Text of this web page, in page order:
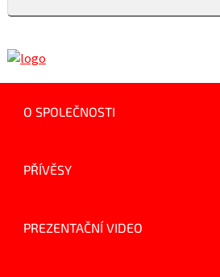
O SPOLEČNOSTI
PŘÍVĚSY
PREZENTAČNÍ VIDEO